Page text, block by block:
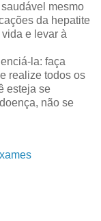
mesmo
da hepatite
e levar à
la: faça
realize todos os
esteja se
não se